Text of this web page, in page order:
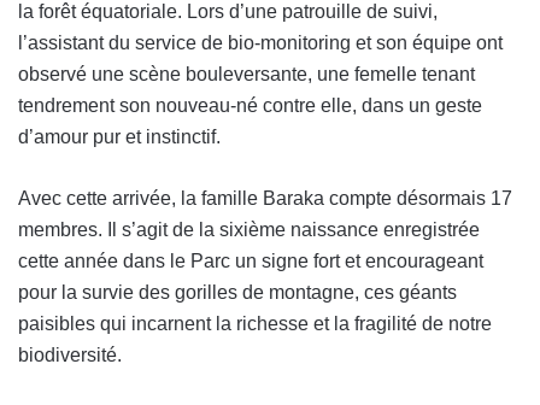
la forêt équatoriale. Lors d’une patrouille de suivi,
l’assistant du service de bio-monitoring et son équipe ont
observé une scène bouleversante, une femelle tenant
tendrement son nouveau-né contre elle, dans un geste
d’amour pur et instinctif.
Avec cette arrivée, la famille Baraka compte désormais 17
membres. Il s’agit de la sixième naissance enregistrée
cette année dans le Parc un signe fort et encourageant
pour la survie des gorilles de montagne, ces géants
paisibles qui incarnent la richesse et la fragilité de notre
biodiversité.